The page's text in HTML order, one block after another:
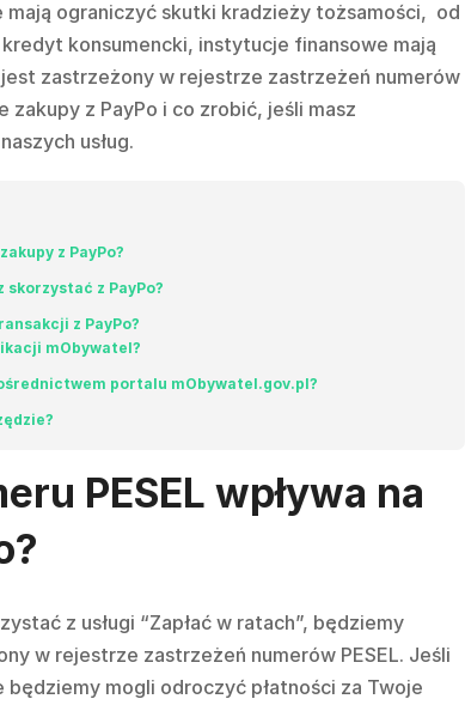
ograniczyć skutki kradzieży tożsamości, od
konsumencki, instytucje finansowe mają
zastrzeżony w rejestrze zastrzeżeń numerów
zakupy z PayPo i co zrobić, jeśli masz
usług.
z PayPo?
skorzystać z PayPo?
z PayPo?
mObywatel?
portalu mObywatel.gov.pl?
PESEL wpływa na
z usługi “Zapłać w ratach”, będziemy
w rejestrze zastrzeżeń numerów PESEL. Jeśli
mogli odroczyć płatności za Twoje